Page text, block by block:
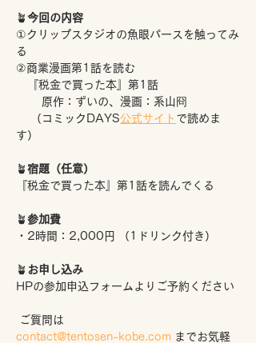
🪴 今回の内容
①クリップスタジオの魚眼パースを触ってみ
る
②商業漫画第1話を読む
『税金で買った本』第1話
原作：ずいの、漫画：系山冏
（コミックDAYS公式サイト で読めま
す）
🪴 宿題（任意）
『税金で買った本』第1話を読んでくる
🪴 参加費
・2時間：2,000円 （1ドリンク付き）
🪴 お申し込み
HPの参加申込フォームよりご予約ください
ご質問は
contact@tentosen-kobe.com までお気軽